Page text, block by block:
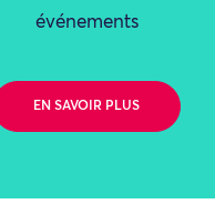
événements
EN SAVOIR PLUS